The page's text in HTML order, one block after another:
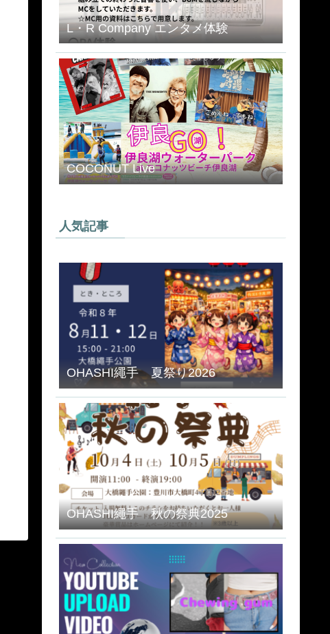
L・R Company エンタメ体験
COCONUT Live
人気記事
OHASHI繩手 夏祭り2026
OHASHI繩手 秋の祭典2025